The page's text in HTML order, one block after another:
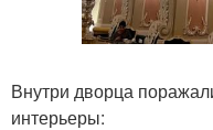
Внутри дворца
интерьеры: